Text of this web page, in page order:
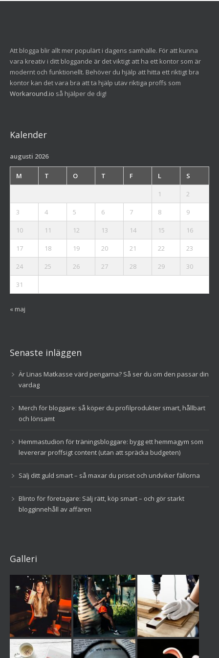
Att blogga blir allt mer populärt i dagens samhälle. För att kunna
vara kreativ i ditt bloggande är det viktigt att ha ett kontor som är
modernt och funktionellt. Behöver du hjälp att hitta ett riktigt bra
kontor kan det vara bra att ta hjälp utav riktiga proffs som
Workaround.io så hjälper de dig!
Kalender
augusti 2026
M T O T F L S
1 2
3 4 5 6 7 8 9
10 11 12 13 14 15 16
17 18 19 20 21 22 23
24 25 26 27 28 29 30
31
« maj
Senaste inläggen
Är Linas Matkasse värd pengarna? Så ser du om den passar din
vardag
Merch för bloggare: så köper du profilprodukter smart, hållbart
och lönsamt
Hemmastudion för träningsbloggare: bygg ett hemmagym som
levererar proffsigt content (utan att spräcka budgeten)
Sälj ditt guld smart – så maxar du priset och undviker fällorna
Blinto för företagare: Sälj rätt, köp smart – och gör starkt
blogginnehåll av affären
Galleri